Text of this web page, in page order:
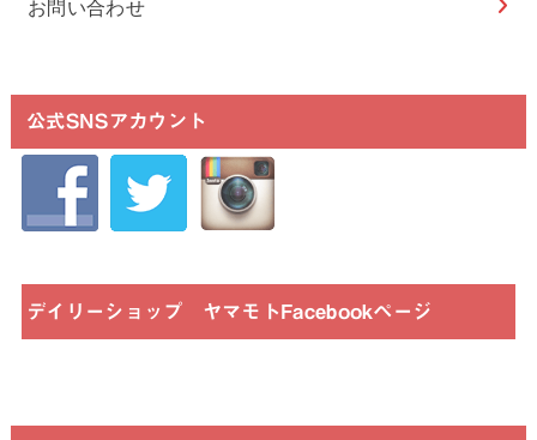
お問い合わせ
公式SNSアカウント
デイリーショップ ヤマモトFacebookページ